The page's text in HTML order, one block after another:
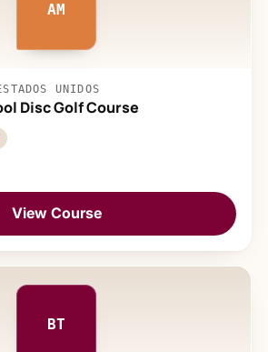
AM
UNIDOS
Disc Golf Course
View Course
BT